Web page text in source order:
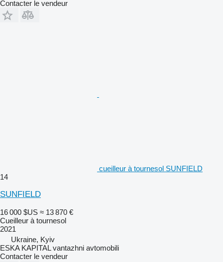
Contacter le vendeur
cueilleur à tournesol SUNFIELD
14
SUNFIELD
16 000 $US ≈ 13 870 €
Cueilleur à tournesol
2021
Ukraine, Kyiv
ESKA KAPITAL vantazhni avtomobili
Contacter le vendeur